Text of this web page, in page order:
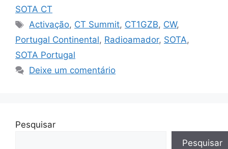
SOTA CT
Etiquetas
Activação, CT Summit, CT1GZB, CW,
Portugal Continental, Radioamador, SOTA,
SOTA Portugal
Deixe um comentário
Pesquisar
Pesquisar